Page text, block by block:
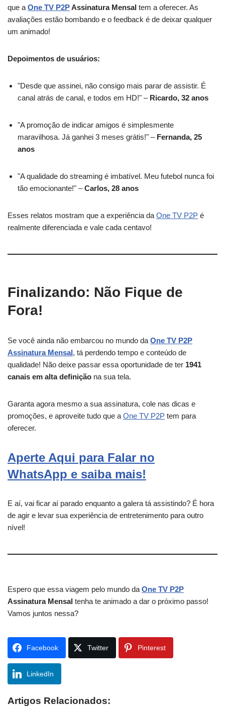
que a One TV P2PAssinatura Mensal tem a oferecer. As
avaliações estão bombando e o feedback é de deixar qualquer
um animado!
Depoimentos de usuários:
"Desde que assinei, não consigo mais parar de assistir. É
canal atrás de canal, e todos em HD!" – Ricardo, 32 anos
"A promoção de indicar amigos é simplesmente
maravilhosa. Já ganhei 3 meses grátis!" – Fernanda, 25
anos
"A qualidade do streaming é imbatível. Meu futebol nunca foi
tão emocionante!" –Carlos, 28 anos
Esses relatos mostram que a experiência da One TV P2P é
realmente diferenciada e vale cada centavo!
Finalizando: Não Fique de
Fora!
Se você ainda não embarcou no mundo da One TV P2P
Assinatura Mensal, tá perdendo tempo e conteúdo de
qualidade! Não deixe passar essa oportunidade de ter 1941
canais em alta definição na sua tela.
Garanta agora mesmo a sua assinatura, cole nas dicas e
promoções, e aproveite tudo que a One TV P2P tem para
oferecer.
Aperte Aqui para Falar no
WhatsApp e saiba mais!
E aí, vai ficar aí parado enquanto a galera tá assistindo? É hora
de agir e levar sua experiência de entretenimento para outro
nível!
Espero que essa viagem pelo mundo da One TV P2P
Assinatura Mensal tenha te animado a dar o próximo passo!
Vamos juntos nessa?
Facebook Twitter Pinterest
LinkedIn
Artigos Relacionados: